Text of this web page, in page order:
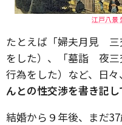
江戸八景
たとえば「婦夫月見 三
をした）、「墓詣 夜三
行為をした）など、日々
んとの性交渉を書き記し
結婚から９年後、まだ